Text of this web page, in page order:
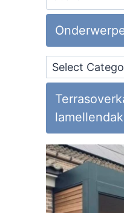
for:
Onderwerpen
op
Huisvlijt
lamellendak